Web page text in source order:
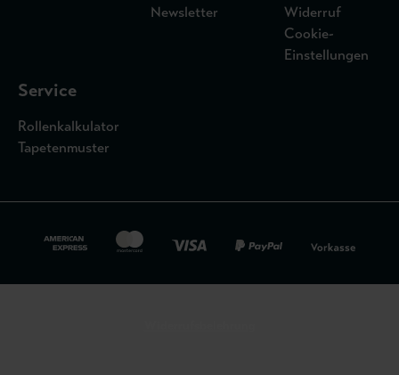
Newsletter
Widerruf
Cookie-
Einstellungen
Service
Rollenkalkulator
Tapetenmuster